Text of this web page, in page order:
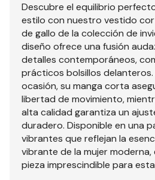
Descubre el equilibrio
estilo con nuestro vestido
de gallo de la colección de
diseño ofrece una fusión
detalles contemporáneos,
prácticos bolsillos
ocasión, su manga corta
libertad de movimiento,
alta calidad garantiza un
duradero. Disponible en una
vibrantes que reflejan la
vibrante de la mujer
pieza imprescindible para